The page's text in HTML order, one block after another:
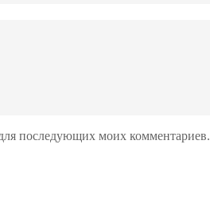
последующих моих комментариев.